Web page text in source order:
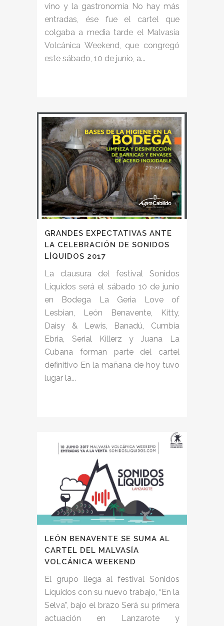
vino y la gastronomía No hay más
entradas, ése fue el cartel que
colgaba a media tarde el Malvasía
Volcánica Weekend, que congregó
este sábado, 10 de junio, a...
GRANDES EXPECTATIVAS ANTE
LA CELEBRACIÓN DE SONIDOS
LÍQUIDOS 2017
La clausura del festival Sonidos
Líquidos será el sábado 10 de junio
en Bodega La Geria Love of
Lesbian, León Benavente, Kitty,
Daisy & Lewis, Banadú, Cumbia
Ebria, Serial Killerz y Juana La
Cubana forman parte del cartel
definitivo En la mañana de hoy tuvo
lugar la...
LEÓN BENAVENTE SE SUMA AL
CARTEL DEL MALVASÍA
VOLCÁNICA WEEKEND
El grupo llega al festival Sonidos
Líquidos con su nuevo trabajo, “En la
Selva”, bajo el brazo Será su primera
actuación en Lanzarote y